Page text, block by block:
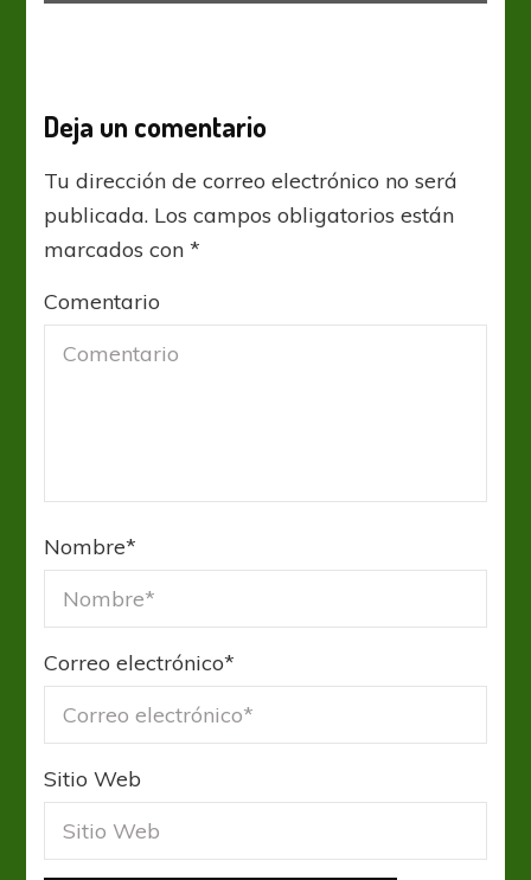
Deja un comentario
Tu dirección de correo electrónico no será
publicada. Los campos obligatorios están
marcados con*
Comentario
Nombre*
Correo electrónico*
Sitio Web